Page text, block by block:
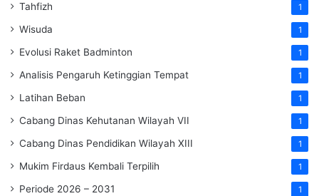
Tahfizh 1
Wisuda 1
Evolusi Raket Badminton 1
Analisis Pengaruh Ketinggian Tempat 1
Latihan Beban 1
Cabang Dinas Kehutanan Wilayah VII 1
Cabang Dinas Pendidikan Wilayah XIII 1
Mukim Firdaus Kembali Terpilih 1
Periode 2026 – 2031 1